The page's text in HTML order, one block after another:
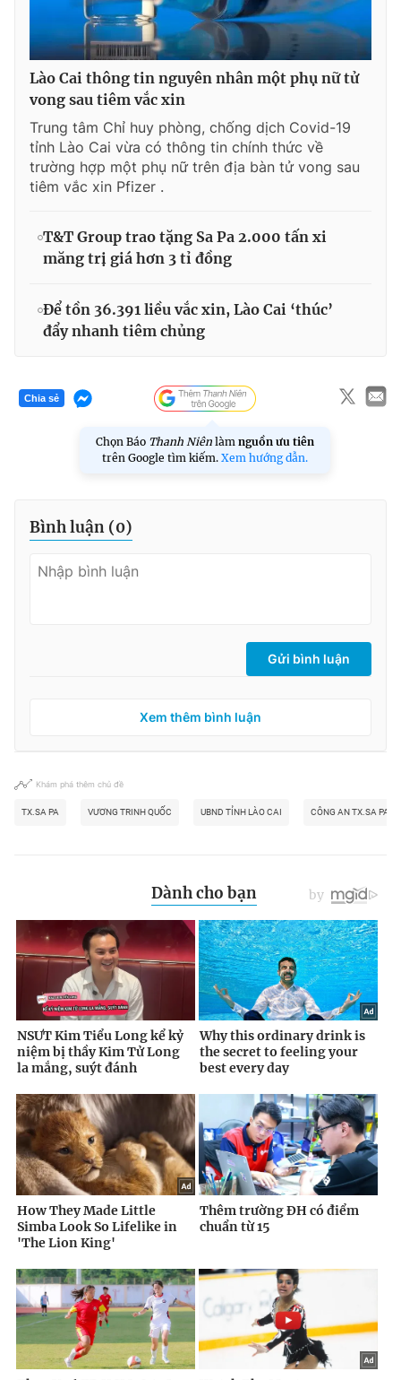
Lào Cai thông tin nguyên nhân một phụ nữ tử
vong sau tiêm vắc xin
Trung tâm Chỉ huy phòng, chống dịch Covid-19
tỉnh Lào Cai vừa có thông tin chính thức về
trường hợp một phụ nữ trên địa bàn tử vong sau
tiêm vắc xin Pfizer .
T&T Group trao tặng Sa Pa 2.000 tấn xi
măng trị giá hơn 3 tỉ đồng
Để tồn 36.391 liều vắc xin, Lào Cai ‘thúc’
đẩy nhanh tiêm chủng
Chia sẻ
Chọn Báo Thanh Niên làm nguồn ưu tiên
trên Google tìm kiếm. Xem hướng dẫn.
Bình luận (0)
Gửi bình luận
Xem thêm bình luận
Khám phá thêm chủ đề
TX.SA PA VƯƠNG TRINH QUỐC UBND TỈNH LÀO CAI CÔNG AN TX.SA PA